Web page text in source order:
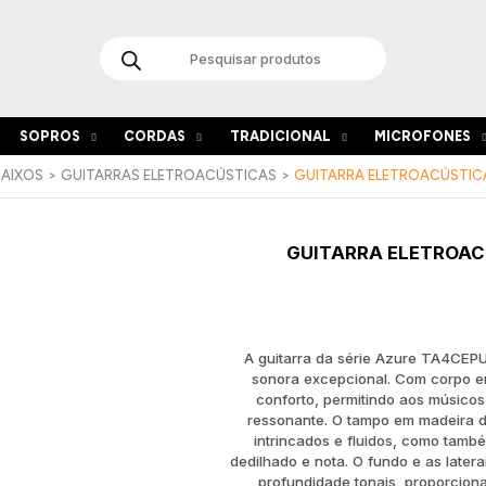
search
SOPROS CORDAS TRADICIONAL MICROFONES
GUITARRAS ELETROACÚSTICAS GUITARRA
GUITARRA
A guitarra da série Azure
sonora excepcional. Com corpo
conforto, permitindo aos
ressonante. O tampo em
intrincados e fluidos, como
dedilhado e nota. O fundo e as
profundidade tonais,
de
TA4CE
HN